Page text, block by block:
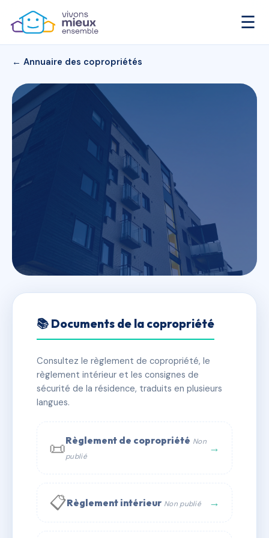
☰
← Annuaire des copropriétés
LA PALOUMERE
✓ Immatriculée 🏠 157 lots 🏗 1 bâtiment(s)
📞 Contacter Syndic Digital
📚 Documents de la copropriété
Consultez le règlement de copropriété, le
règlement intérieur et les consignes de
sécurité de la résidence, traduits en plusieurs
langues.
📜Règlement de copropriété Non
publié
→
📋Règlement intérieur Non publié →